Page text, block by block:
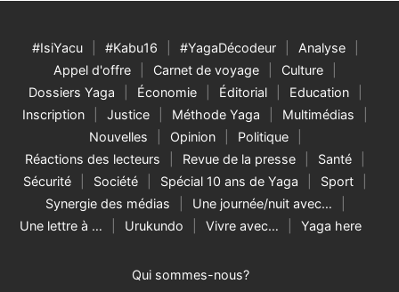
#IsiYacu #Kabu16 #YagaDécodeur
Analyse
Appel d'offre
Carnet de voyage
Culture
Dossiers Yaga
Économie Éditorial
Education
Inscription
Justice Méthode Yaga
Multimédias
Nouvelles
Opinion
Politique
Réactions des lecteurs
Revue de la presse
Santé
Sécurité
Société Spécial 10 ans de Yaga
Sport
Synergie des médias
Une journée/nuit avec…
Une lettre à …
Urukundo Vivre avec… Yaga here
Qui sommes-nous?